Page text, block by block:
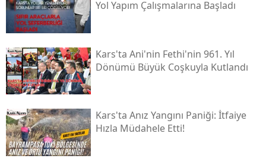
Sinop
Tekirdağ
Yol Yapım Çalışmalarına Başladı
Kars'ta Ani'nin Fethi'nin 961. Yıl
Dönümü Büyük Coşkuyla Kutlandı
Kars'ta Anız Yangını Paniği: İtfaiye
Hızla Müdahele Etti!